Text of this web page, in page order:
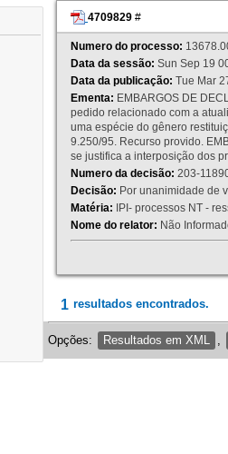
4709829 #
Numero do processo:
Data da sessão: Sun Sep 19
Data da publicação: Tue Mar
Ementa: EMBARGOS DE
pedido relacionado com a
uma espécie do gênero
9.250/95. Recurso provido.
se justifica a interposição dos
Numero da decisão: 203-
Decisão: Por unanimidade de
Matéria: IPI- processos NT -
Nome do relator: Não
1 resultados encontrados.
Opções: Resultados em XML